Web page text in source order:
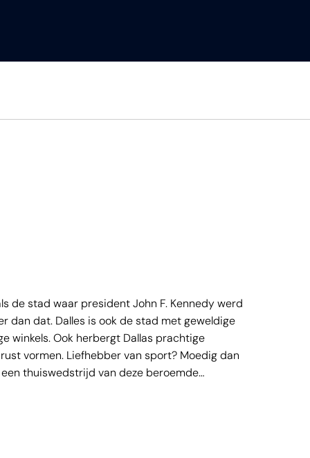
de stad waar president John F. Kennedy werd
dan dat. Dalles is ook de stad met geweldige
winkels. Ook herbergt Dallas prachtige
vormen. Liefhebber van sport? Moedig dan
thuiswedstrijd van deze beroemde